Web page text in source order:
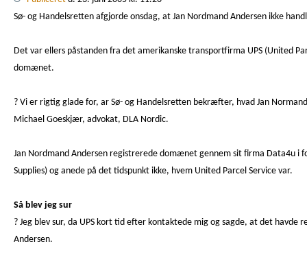
Sø- og Handelsretten afgjorde onsdag, at Jan Nordmand Andersen ikke
Det var ellers påstanden fra det amerikanske transportfirma UPS (United
domænet.
? Vi er rigtig glade for, ar Sø- og Handelsretten bekræfter, hvad Jan
Michael Goeskjær, advokat, DLA Nordic.
Jan Nordmand Andersen registrerede domænet gennem sit firma Data4u
Supplies) og anede på det tidspunkt ikke, hvem United Parcel Service var.
Så blev jeg sur
? Jeg blev sur, da UPS kort tid efter kontaktede mig og sagde, at det
Andersen.